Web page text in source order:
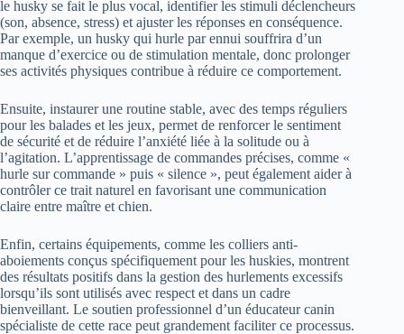
le husky se fait le plus vocal, identifier les stimuli déclencheurs
(son, absence, stress) et ajuster les réponses en conséquence.
Par exemple, un husky qui hurle par ennui souffrira d’un
manque d’exercice ou de stimulation mentale, donc prolonger
ses activités physiques contribue à réduire ce comportement.
Ensuite, instaurer une routine stable, avec des temps réguliers
pour les balades et les jeux, permet de renforcer le sentiment
de sécurité et de réduire l’anxiété liée à la solitude ou à
l’agitation. L’apprentissage de commandes précises, comme «
hurle sur commande » puis « silence », peut également aider à
contrôler ce trait naturel en favorisant une communication
claire entre maître et chien.
Enfin, certains équipements, comme les colliers anti-
aboiements conçus spécifiquement pour les huskies, montrent
des résultats positifs dans la gestion des hurlements excessifs
lorsqu’ils sont utilisés avec respect et dans un cadre
bienveillant. Le soutien professionnel d’un éducateur canin
spécialiste de cette race peut grandement faciliter ce processus.